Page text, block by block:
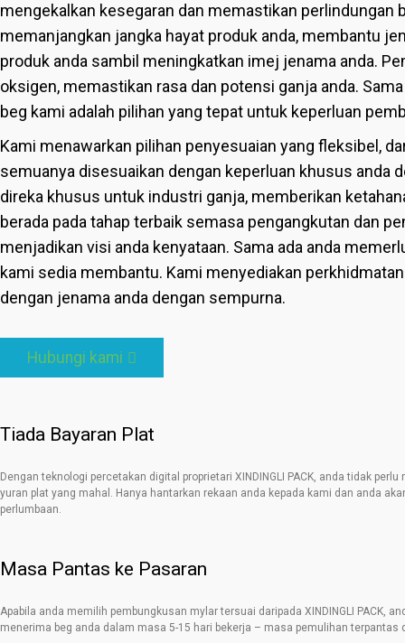
mengekalkan kesegaran dan memastikan perlindungan
memanjangkan jangka hayat produk anda, membantu
produk anda sambil meningkatkan imej jenama anda.
oksigen, memastikan rasa dan potensi ganja anda.
beg kami adalah pilihan yang tepat untuk keperluan
Kami menawarkan pilihan penyesuaian yang fleksibel,
semuanya disesuaikan dengan keperluan khusus anda
direka khusus untuk industri ganja, memberikan
berada pada tahap terbaik semasa pengangkutan dan
menjadikan visi anda kenyataan. Sama ada anda
kami sedia membantu. Kami menyediakan
dengan jenama anda dengan sempurna.
Hubungi kami
Tiada Bayaran Plat
Dengan teknologi percetakan digital proprietari XINDINGLI PACK, anda tidak perlu
yuran plat yang mahal. Hanya hantarkan rekaan anda kepada kami dan anda
perlumbaan.
Masa Pantas ke Pasaran
Apabila anda memilih pembungkusan mylar tersuai daripada XINDINGLI PACK,
menerima beg anda dalam masa 5-15 hari bekerja – masa pemulihan terpantas